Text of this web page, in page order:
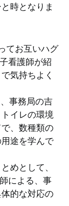
時となりま
てお互いハグ
看護師が紹
気持ちよく
事務局の吉
イレの環境
、数種類の
途を学んで
めとして、
による、事
的な対応の